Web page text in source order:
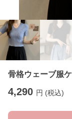
骨格ウェーブ服
4,290 円 (税込)